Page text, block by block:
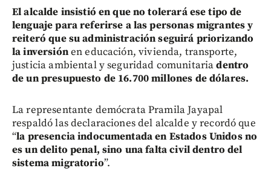
El alcalde insistió en que no tolerará ese tipo de
lenguaje para referirse a las personas migrantes y
reiteró que su administración seguirá priorizando
la inversiónen educación, vivienda, transporte,
justicia ambiental y seguridad comunitariadentro
de un presupuesto de 16.700 millones de dólares.
La representante demócrata Pramila Jayapal
respaldó las declaraciones del alcalde y recordó que
“la presencia indocumentada en Estados Unidos no
es un delito penal, sino una falta civil dentro del
sistema migratorio”.